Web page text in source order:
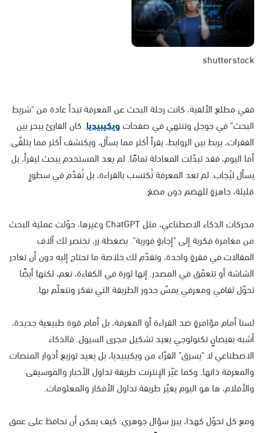
shutterstock
ففي مطلع الألفية، كانت رحلة البحث عن المعرفة تبدأ عادة من "شريط
البحث" في جوجل وتنتهي في صفحاتويكيبيديا. كان القارئ يبحر بين
الفقرات، يربط بين الروابط، يقرأ أكثر مما يسأل، ويكتشف أكثر مما يتلقّى.
أما اليوم، فقد تبدّلت المعادلة تمامًا. لم يعد المستخدم يبحث ليقرأ، بل
يسأل ليُجاب. لم تعد المعرفة تُكتسب بالقراءة، بل تُقدّم في سطورٍ
قليلة، جاهزةٍ للهضم دون مضغ.
محركات الذكاء الاصطناعي، مثل ChatGPT وغيرها، حوّلت عملية البحث
من مغامرة فكرية إلى "إجابةٍ فورية". بضغطة زر، تختصر لك آلاف
المقالات في فقرةٍ واحدة، وتقدّم لك خلاصة ما تحتاج إليه دون أن تغادر
الشاشة أو تتعمّق في المصدر. إنها ثورة في الكفاءة، نعم، لكنها أيضًا
تحوّل ثقافي ومعرفي يمسّ جذور الطريقة التي نفكر ونتعلّم بها.
لسنا أمام مؤامرةٍ ضد القراءة أو المعرفة، بل أمام قوة طبيعية جديدة،
أشبه بفيضانٍ تكنولوجي يعيد تشكيل مجرى السيول. فالذكاء
الاصطناعي لا "يسرق" القرّاء من ويكيبيديا، بل يعيد توزيع أدوار المنصات
والمعرفة ذاتها. وكما غيّر الإنترنت طريقة تداول الأخبار والموسيقى
والأفلام، ها هو اليوم يغيّر طريقة تداول الأفكار والمعلومات.
ومع كل تحوّل كهذا، يبرز سؤال جوهري: كيف يمكن أن نحافظ على عمق